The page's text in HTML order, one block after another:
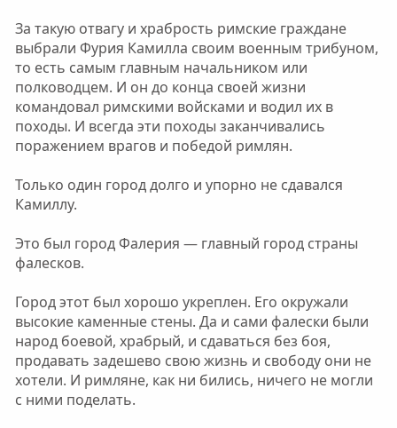
За такую отвагу и храбрость римские граждане
выбрали Фурия Камилла своим военным трибуном,
то есть самым главным начальником или
полководцем. И он до конца своей жизни
командовал римскими войсками и водил их в
походы. И всегда эти походы заканчивались
поражением врагов и победой римлян.
Только один город долго и упорно не сдавался
Камиллу.
Это был город Фалерия — главный город страны
фалесков.
Город этот был хорошо укреплен. Его окружали
высокие каменные стены. Да и сами фалески были
народ боевой, храбрый, и сдаваться без боя,
продавать задешево свою жизнь и свободу они не
хотели. И римляне, как ни бились, ничего не могли
с ними поделать.